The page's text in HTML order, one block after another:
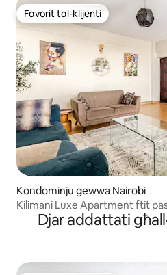
Favorit tal-klijenti
Favorit tal-klijenti
Kondominju ġewwa Nairobi
Kilimani Luxe Apartment ftit
Djar addattati